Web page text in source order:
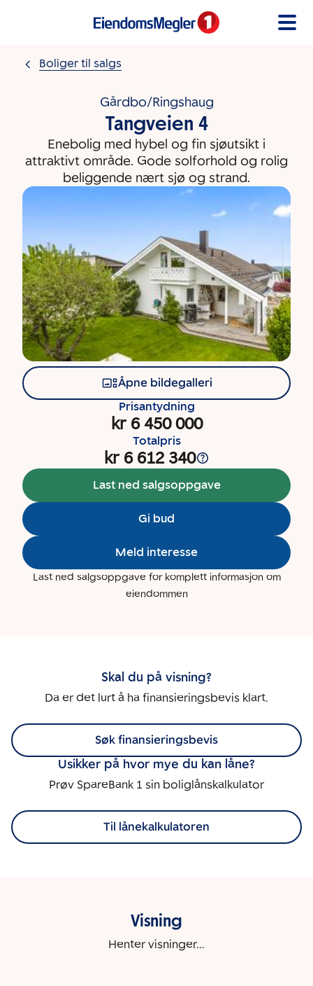
Boliger til salgs
Gårdbo/Ringshaug
Tangveien 4
Enebolig med hybel og fin sjøutsikt i
attraktivt område. Gode solforhold og rolig
beliggende nært sjø og strand.
Åpne bildegalleri
Prisantydning
kr 6 450 000
Totalpris
kr 6 612 340
Last ned salgsoppgave
Gi bud
Meld interesse
Last ned salgsoppgave for komplett informasjon om
eiendommen
Skal du på visning?
Da er det lurt å ha finansieringsbevis klart.
Søk finansieringsbevis
Usikker på hvor mye du kan låne?
Prøv SpareBank 1 sin boliglånskalkulator
Til lånekalkulatoren
Visning
Henter visninger...